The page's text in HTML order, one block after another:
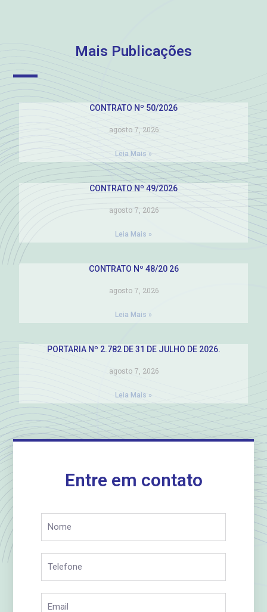
Mais Publicações
CONTRATO Nº 50/2026
agosto 7, 2026
Leia Mais »
CONTRATO Nº 49/2026
agosto 7, 2026
Leia Mais »
CONTRATO Nº 48/20 26
agosto 7, 2026
Leia Mais »
PORTARIA Nº 2.782 DE 31 DE JULHO DE 2026.
agosto 7, 2026
Leia Mais »
Entre em contato